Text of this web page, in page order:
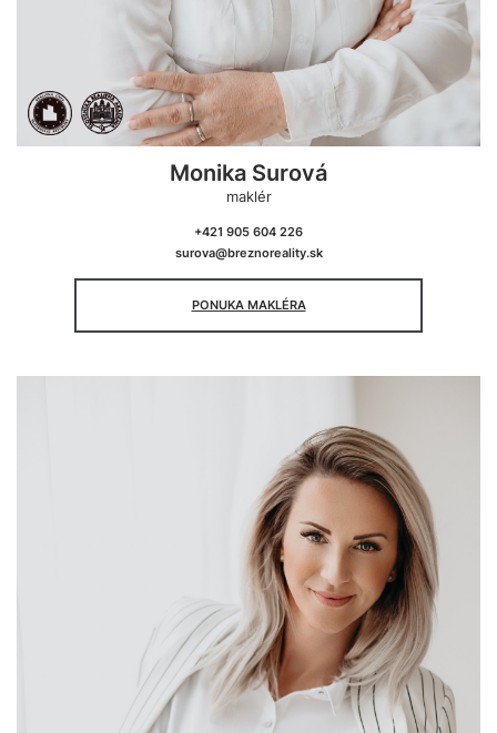
Monika Surová
maklér
+421 905 604 226
surova@breznoreality.sk
PONUKA MAKLÉRA